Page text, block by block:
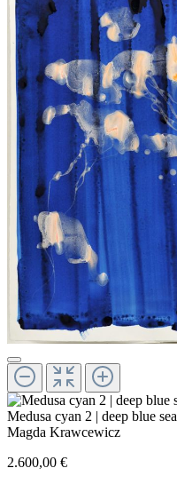
Medusa cyan 2 | deep blue sea
Magda Krawcewicz
2.600,00 €